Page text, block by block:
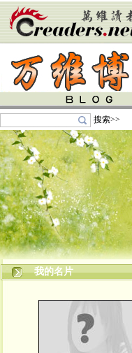
搜索>>
我的名片